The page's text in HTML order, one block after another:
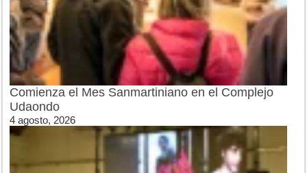
Comienza el Mes Sanmartiniano en el Complejo
Udaondo
4 agosto, 2026